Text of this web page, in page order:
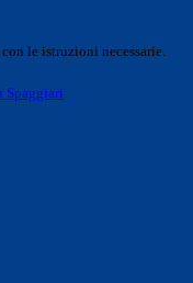
le istruzioni necessarie.
Spaggiari